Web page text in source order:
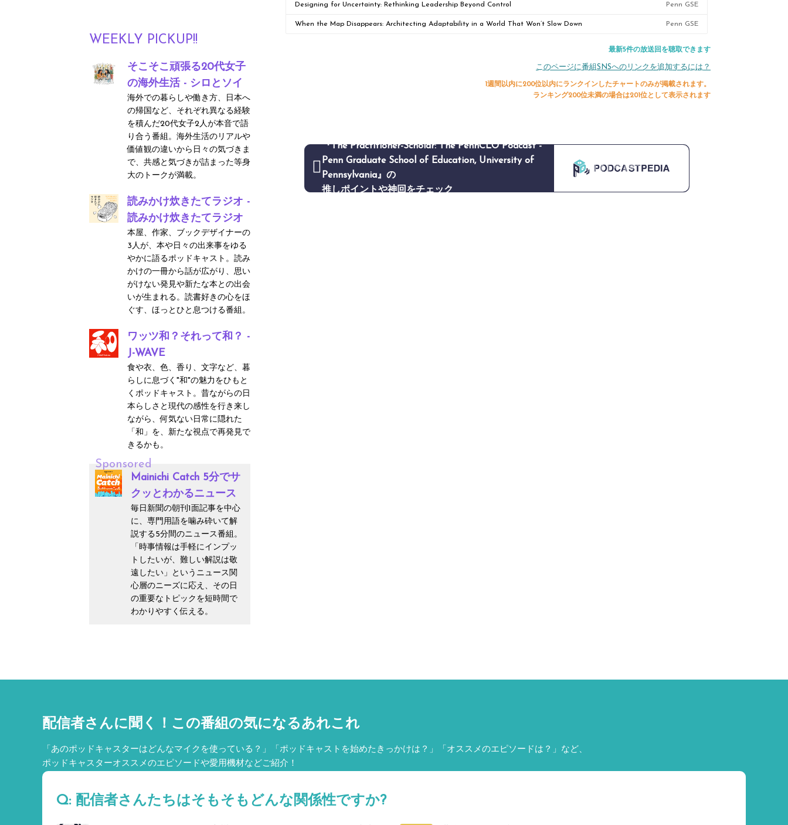
WEEKLY PICKUP!!
そこそこ頑張る20代女子
の海外生活 - シロとソイ
海外での暮らしや働き方、日本へ
の帰国など、それぞれ異なる経験
を積んだ20代女子2人が本音で語
り合う番組。海外生活のリアルや
価値観の違いから日々の気づきま
で、共感と気づきが詰まった等身
大のトークが満載。
読みかけ炊きたてラジオ -
読みかけ炊きたてラジオ
本屋、作家、ブックデザイナーの
3人が、本や日々の出来事をゆる
やかに語るポッドキャスト。読み
かけの一冊から話が広がり、思い
がけない発見や新たな本との出会
いが生まれる。読書好きの心をほ
ぐす、ほっとひと息つける番組。
ワッツ和？それって和？ -
J-WAVE
食や衣、色、香り、文字など、暮
らしに息づく"和"の魅力をひもと
くポッドキャスト。昔ながらの日
本らしさと現代の感性を行き来し
ながら、何気ない日常に隠れた
「和」を、新たな視点で再発見で
きるかも。
Sponsored
Mainichi Catch 5分でサ
クッとわかるニュース
毎日新聞の朝刊1面記事を中心
に、専門用語を噛み砕いて解
説する5分間のニュース番組。
「時事情報は手軽にインプッ
トしたいが、難しい解説は敬
遠したい」というニュース関
心層のニーズに応え、その日
の重要なトピックを短時間で
わかりやすく伝える。
Designing for Uncertainty: Rethinking Leadership Beyond Control Penn GSE
When the Map Disappears: Architecting Adaptability in a World That Won’t Slow Down Penn GSE
最新5件の放送回を聴取できます
このページに番組SNSへのリンクを追加するには？
1週間以内に200位以内にランクインしたチャートのみが掲載されます。
ランキング200位未満の場合は201位として表示されます
『The Practitioner-Scholar: The PennCLO Podcast -
Penn Graduate School of Education, University of
Pennsylvania』の
推しポイントや神回をチェック
配信者さんに聞く！ この番組の気になるあれこれ
「あのポッドキャスターはどんなマイクを使っている？」「ポッドキャストを始めたきっかけは？」「オススメのエピソードは？」など、
ポッドキャスターオススメのエピソードや愛用機材などご紹介！
Q: 配信者さんたちはそもそもどんな関係性ですか?